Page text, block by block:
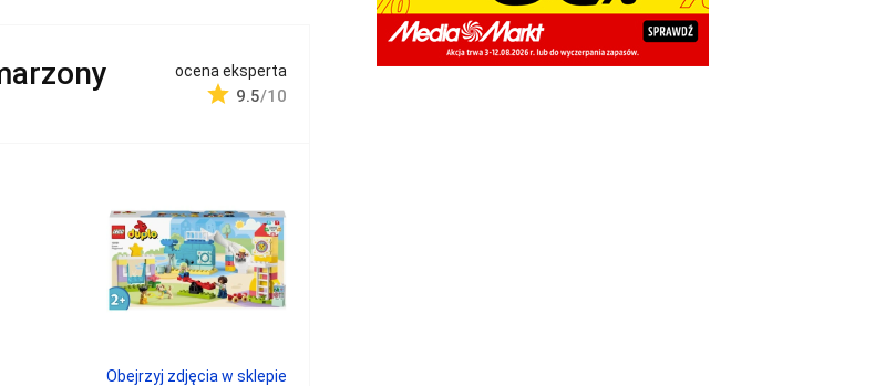
ocena eksperta
9.5/10
Obejrzyj zdjęcia w sklepie